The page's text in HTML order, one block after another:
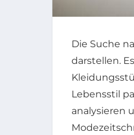
Die Suche
darstellen.
Lebensstil
analysieren